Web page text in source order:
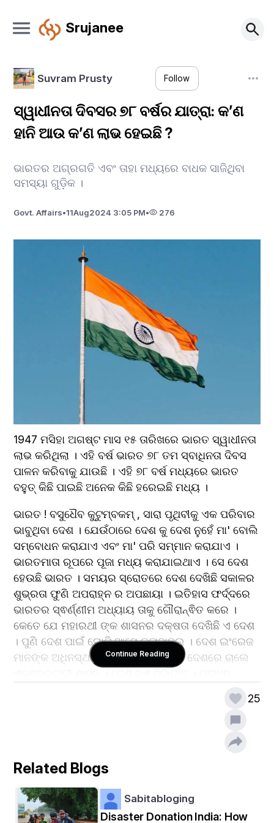
Srujanee
Suvram Prusty Follow
ସ୍ୱାଧୀନତା ଦିବସର ୭୮ ବର୍ଷର ଯାତ୍ରା: କ’ଣ
ହାନି ଆଉ କ’ଣ ଲାଭ ହେଇଛି ?
ଭାରତର ଅଗ୍ରଗତି ଏବଂ ତାହା ମଧ୍ୟରେ ବାଧକ ସାଜିଥିବା
ସମସ୍ୟା ଗୁଡ଼ିକ ।
Govt. Affairs•11Aug2024 3:05 PM• 276
1947 ମସିହା ଅଗଷ୍ଟ ମାସ ୧୫ ତାରିଖରେ ଭାରତ ସ୍ୱାଧୀନତା
ଲାଭ କରିଥିଲା । ଏହି ବର୍ଷ ଭାରତ ୭୮ ତମ ସ୍ବାଧିନତା ଦିବସ
ପାଳନ କରିବାକୁ ଯାଉଛି । ଏହି ୭୮ ବର୍ଷ ମଧ୍ୟରେ ଭାରତ
ବହୁତ୍ କିଛି ପାଇଛି ଅନେକ କିଛି ହରେଇଛି ମଧ୍ୟ ।
ଭାରତ ! ବସୁଧୈବ କୁଟୁମ୍ବକମ୍ , ସାରା ପୃଥିବୀକୁ ଏକ ପରିବାର
ଭାବୁଥିବା ଦେଶ । ଯେଉଁଠାରେ ଦେଶ କୁ ଦେଶ ନୁହେଁ ମା' ବୋଲି
ସମ୍ବୋଧନ କରାଯାଏ ଏବଂ ମା' ପରି ସମ୍ମାନ କରାଯାଏ ।
ଭାରତମାତା ରୂପରେ ପୂଜା ମଧ୍ୟ କରାଯାଇଥାଏ । ସେ ଦେଶ
ହେଉଛି ଭାରତ । ସମୟର ସ୍ରୋତରେ ଦେଶ ଦେଖିଛି ସକାଳର
ଶୁଭ୍ରତା ଫୁଣି ଅପରାହ୍ନ ର ଅପଛାୟା । ଇତିହାସ ଫର୍ଦ୍ଦରେ
ଭାରତର ସ୍ଵର୍ଣ୍ଣୀମ ଅଧ୍ୟାୟ ତାକୁ ଗୌରାନ୍ଵିତ କରେ ।
କେତେ ଯେ ମହାରଥୀ ଙ୍କ ଶାସନର ଦକ୍ଷତା ଦେଖିଛି ଏ ଦେଶ
। ପୁଣି ଦେଶ ପାଇଁ ଘୋଟି ଆସେ କଳାବାଦଲ । ଦେଶ ଇଂରେଜ
ମାନଙ୍କ ଅଧିନସ୍ଥ ହୋଇଯାଏ । ତା' ପରେ ଦେଶରେ ଚାଲେ
ପାଲଟିଯାନ୍ତି ଅମର । ଗାନ୍ଧୀ ମହତ୍ମା, ସୁବାଷଙ୍କ ଭଳି
ସ୍ୱାଧୀନତା ସଂଗ୍ରାମୀ ମାନଙ୍କର ଅମ୍ଳାନ ବଳୀଦାନ ସ୍ଵରୁପ
ହୁଏ ମଧ୍ୟ । ଦେଶ ପାଇଁ ଆସେ ନୂତନ ଆରମ୍ଭ ।
ଆମ୍ବେଦକର ଙ୍କ ଲେଖନି ରୁ ଆସେ ଦେଶର ସମ୍ବିଧାନ ।
ଯାହା ବିଶ୍ଵର ଏକ ମାତ୍ର ହସ୍ତଲିଖିତ ସମ୍ବିଧାନ । ଦେଶ
ଗଢିଚାଲେ ସୁନେଲୀ ଭବିଷ୍ୟତ । ଗଠନ ହୁଏ ସରକାର ଆଉ
Continue Reading
25
Related Blogs
Sabitabloging
Disaster Donation India: How